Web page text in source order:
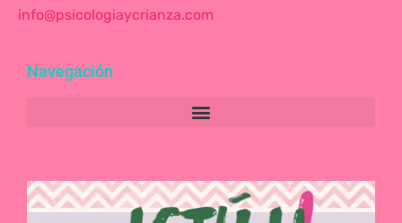
info@psicologiaycrianza.com
Navegación